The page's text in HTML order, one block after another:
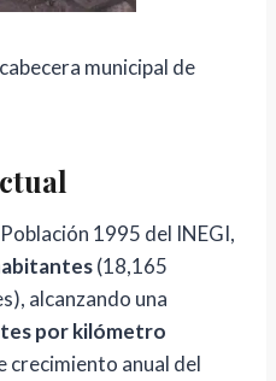
municipal de
1995 del INEGI,
(18,165
alcanzando una
por kilómetro
crecimiento anual del